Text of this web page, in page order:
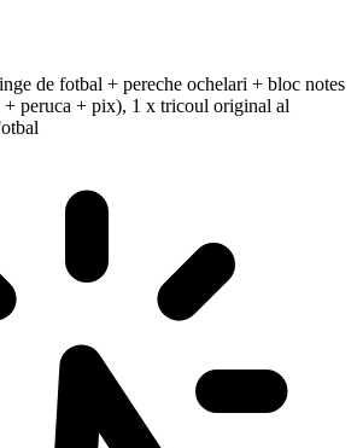
de fotbal + pereche ochelari + bloc notes
peruca + pix), 1 x tricoul original al